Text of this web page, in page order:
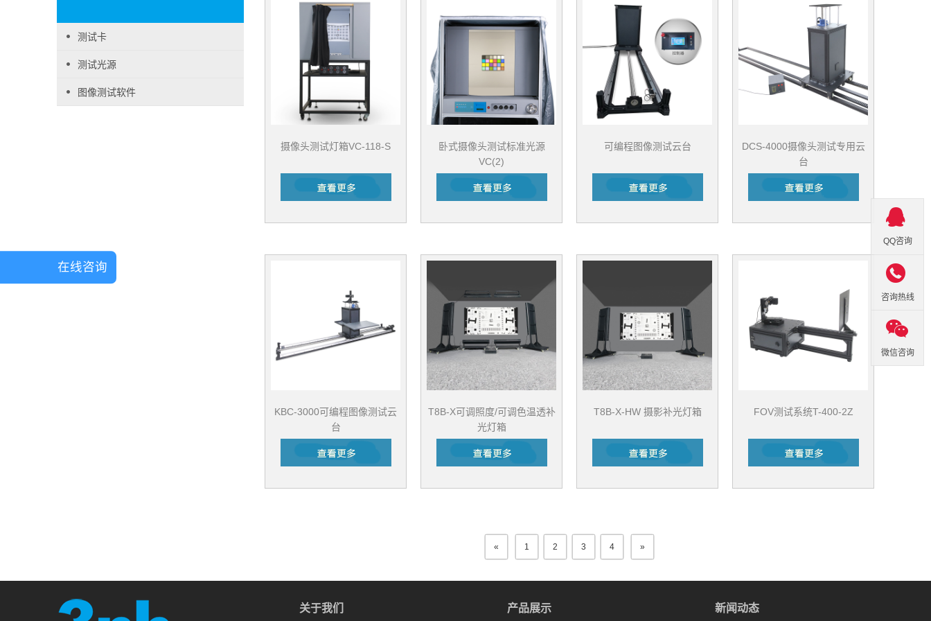
测试卡
测试光源
图像测试软件
摄像头测试灯箱VC-118-S
卧式摄像头测试标准光源
VC(2)
可编程图像测试云台
DCS-4000摄像头测试专用云
台
KBC-3000可编程图像测试云
台
T8B-X可调照度/可调色温透补
光灯箱
T8B-X-HW 摄影补光灯箱 FOV测试系统T-400-2Z
« 1 2 3 4 »
关于我们 产品展示 新闻动态
QQ咨询

咨询热线
微信咨询
在线咨询